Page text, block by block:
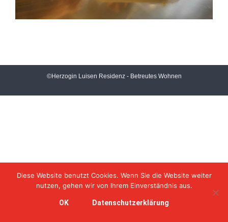
©Herzogin Luisen Residenz - Betreutes Wohnen
Diese Website benutzt Cookies. Wenn Sie die Website weiter
nutzen, gehen wir von Ihrem Einverständnis aus.
OK Datenschutzerklärung